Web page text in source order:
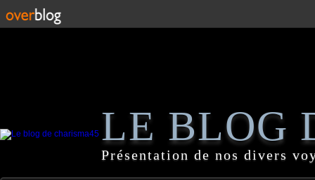
LE BLOG
Présentation de nos divers